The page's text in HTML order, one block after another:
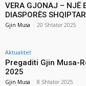
VERA GJONAJ – NJË
DIASPORËS
Gjin Musa - 20 Shtator 2025
Aktualitet
Pregaditi Gjin Musa-
2025
Gjin Musa - 8 Shtator 2025